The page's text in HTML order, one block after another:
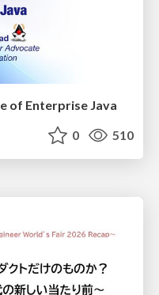
of Enterprise Java
0 510